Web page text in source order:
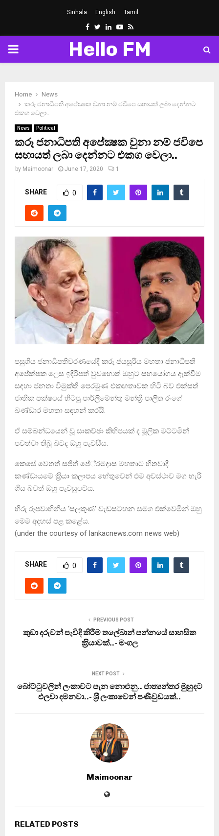
Sinhala English Tamil
Facebook
Twitter
LinkedinYoutube
Rss
PRIMARY
Hello FM
Home
News
කරූ ජනාධිපති අපේක්‍ෂක වුනා නම් ජවිපෙ සහායත් ලබා දෙන්නට
එකග වෙලා..
News Political
කරූ ජනාධිපති අපේක්‍ෂක වුනා නම් ජවිපෙ
සහායත් ලබා දෙන්නට එකග වෙලා..
by Maimoonar June 17, 2020 1
SHARE 0
පසුගිය ජනාධිපතිවරණයේදී කරු ජයසූරිය මහතා ජනාධිපති
අපේක්ෂක ලෙස ඉදිරිපත් වුවහොත් ඔහුට සහයෝගය දැක්වීම
සඳහා ජනතා විමුක්ති පෙරමුණ එකඟතාවක හිටි බව එක්සත්
ජාතික පක්ෂයේ හිටපු පාර්ලිමේන්තු මන්ත්‍රී පාලිත රංගේ
බණ්ඩාර මහතා සඳහන් කරයි.
ඒ සම්බන්ධයෙන් වූ සාකච්ඡා කිහිපයක් ද මූලික මට්ටමින්
පවත්වා තිබූ බවද ඔහු පැවසීය.
කෙසේ වෙතත් සජිත් පේ‍්‍රමදාස මහතාට හිතවාදී
කණ්ඩායමේ ක‍්‍රියා කලාපය හේතුවෙන් එම අවස්ථාව මග හැරී
ගිය බවත් ඔහු පැවසුවේය.
හිරු රූපවාහිනිය ‘සලකුණ’ වැඩසටහන සමග එක්වෙමින් ඔහු
මෙම අදහස් පළ කළේය.
(under the courtesy of lankacnews.com news web)
SHARE 0
PREVIOUS POST
කුඩා දරුවන් පැවිදි කිරීම තලේබාන් පන්නයේ සාහසික
ක‍්‍රියාවක්..- මංගල
NEXT POST
බෝට්ටුවලින් ලංකාවට පැන නොඑනු.. ජාත්‍යන්තර මුහුදට
එලවා දමනවා..- ශ‍්‍රී ලංකාවෙන් පණිවුඩයක්..
Maimoonar
RELATED POSTS